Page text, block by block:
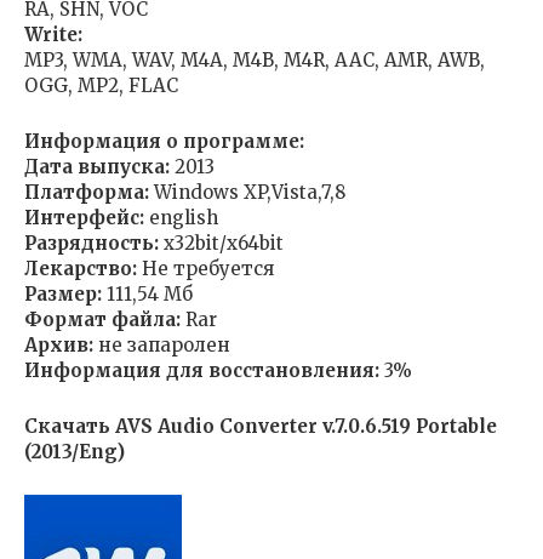
RA, SHN, VOC
Write:
MP3, WMA, WAV, M4A, M4B, M4R, AAC, AMR, AWB,
OGG, MP2, FLAC
Информация о программе:
Дата выпуска: 2013
Платформа:Windows XP,Vista,7,8
Интерфейс: english
Разрядность: х32bit/х64bit
Лекарство: Не требуется
Размер: 111,54 Мб
Формат файла: Rar
Aрхив: не запаролен
Информация для восстановления: 3%
Скачать AVS Audio Converter v.7.0.6.519 Portable
(2013/Eng)